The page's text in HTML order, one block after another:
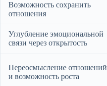
Возможность сохранить
отношения
Углубление эмоциональной
связи через открытость
Переосмысление отношений
и возможность роста